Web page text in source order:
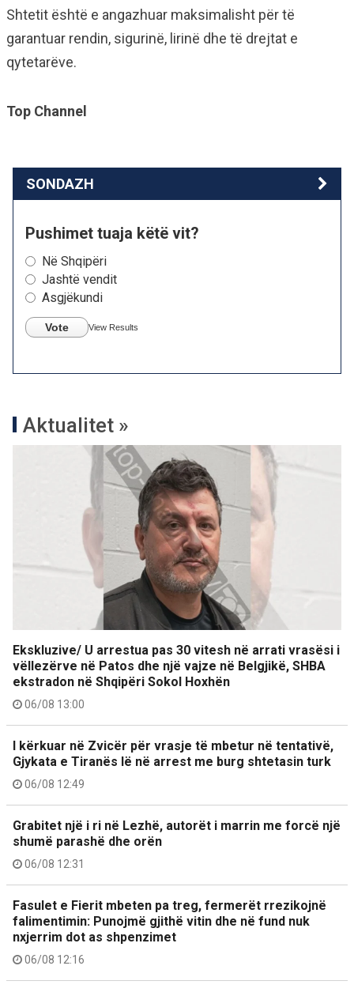
Shtetit është e angazhuar maksimalisht për të
garantuar rendin, sigurinë, lirinë dhe të drejtat e
qytetarëve.
Top Channel
SONDAZH
Pushimet tuaja këtë vit?
Në Shqipëri
Jashtë vendit
Asgjëkundi
Vote View Results
Aktualitet »
Ekskluzive/ U arrestua pas 30 vitesh në arrati vrasësi i
vëllezërve në Patos dhe një vajze në Belgjikë, SHBA
ekstradon në Shqipëri Sokol Hoxhën
06/08 13:00
I kërkuar në Zvicër për vrasje të mbetur në tentativë,
Gjykata e Tiranës lë në arrest me burg shtetasin turk
06/08 12:49
Grabitet një i ri në Lezhë, autorët i marrin me forcë një
shumë parashë dhe orën
06/08 12:31
Fasulet e Fierit mbeten pa treg, fermerët rrezikojnë
falimentimin: Punojmë gjithë vitin dhe në fund nuk
nxjerrim dot as shpenzimet
06/08 12:16